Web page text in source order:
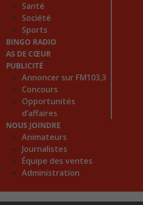
Santé
Société
Sports
BINGO RADIO
AS DE CŒUR
PUBLICITÉ
Annoncer sur FM103,3
Concours
Opportunités
d’affaires
NOUS JOINDRE
Animateurs
Journalistes
Équipe des ventes
Administration